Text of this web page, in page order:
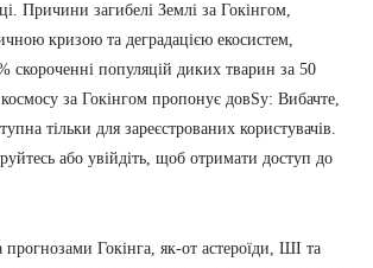
Причини загибелі Землі за Гокінгом,
кризою та деградацією екосистем,
скороченні популяцій диких тварин за 50
космосу за Гокінгом пропонує довSy: Вибачте,
тільки для зареєстрованих користувачів.
або увійдіть, щоб отримати доступ до
прогнозами Гокінга, як-от астероїди, ШІ та